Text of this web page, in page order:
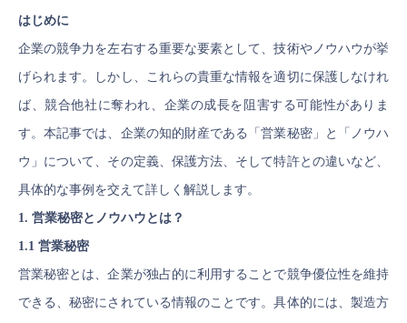
はじめに
企業の競争力を左右する重要な要素として、技術やノウハウが挙
げられます。しかし、これらの貴重な情報を適切に保護しなけれ
ば、競合他社に奪われ、企業の成長を阻害する可能性がありま
す。本記事では、企業の知的財産である「営業秘密」と「ノウハ
ウ」について、その定義、保護方法、そして特許との違いなど、
具体的な事例を交えて詳しく解説します。
1. 営業秘密とノウハウとは？
1.1 営業秘密
営業秘密とは、企業が独占的に利用することで競争優位性を維持
できる、秘密にされている情報のことです。具体的には、製造方